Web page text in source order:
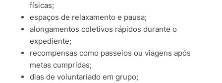
físicas;
espaços de relaxamento e pausa;
alongamentos coletivos rápidos durante o
expediente;
recompensas como passeios ou viagens após
metas cumpridas;
dias de voluntariado em grupo;